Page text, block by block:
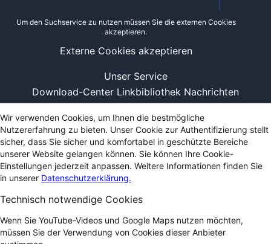
Unser Service
Download-Center Linkbibliothek Nachrichten
Um den Suchservice zu nutzen müssen Sie die externen Cookies
akzeptieren.
Externe Cookies akzeptieren
Wir verwenden Cookies, um Ihnen die bestmögliche
Nutzererfahrung zu bieten. Unser Cookie zur Authentifizierung stellt
sicher, dass Sie sicher und komfortabel in geschützte Bereiche
unserer Website gelangen können. Sie können Ihre Cookie-
Einstellungen jederzeit anpassen. Weitere Informationen finden Sie
in unserer Datenschutzerklärung.
Technisch notwendige Cookies
Wenn Sie YouTube-Videos und Google Maps nutzen möchten,
müssen Sie der Verwendung von Cookies dieser Anbieter